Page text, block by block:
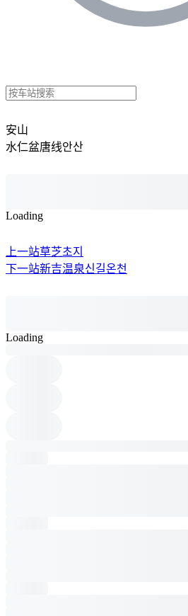
安山
水仁盆唐线안산
Loading
上一站草芝초지
下一站新吉温泉신길온천
Loading